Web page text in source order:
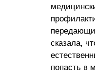
сказала,
попасть в